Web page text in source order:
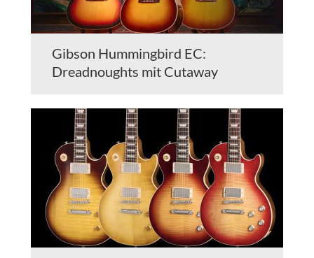
Gibson Hummingbird EC:
Dreadnoughts mit Cutaway